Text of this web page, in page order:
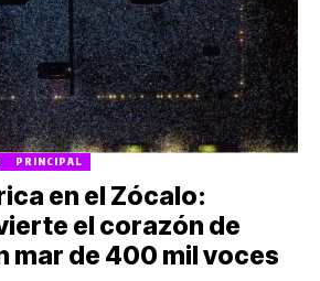
PRINCIPAL
en el Zócalo:
el corazón de
mar de 400 mil voces